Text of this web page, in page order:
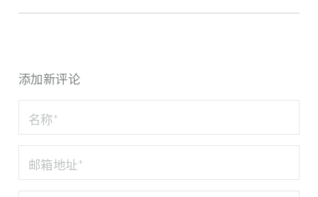
添加新评论